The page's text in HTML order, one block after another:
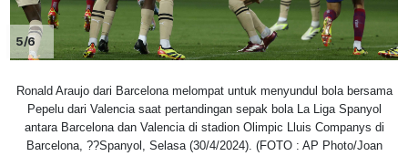
5/6
Ronald Araujo dari Barcelona melompat untuk menyundul bola bersama
Pepelu dari Valencia saat pertandingan sepak bola La Liga Spanyol
antara Barcelona dan Valencia di stadion Olimpic Lluis Companys di
Barcelona, ??Spanyol, Selasa (30/4/2024). (FOTO : AP Photo/Joan